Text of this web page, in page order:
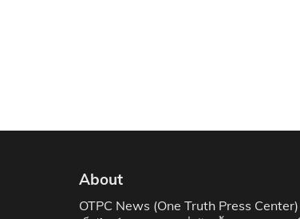
About
OTPC News (One Truth Press Center)